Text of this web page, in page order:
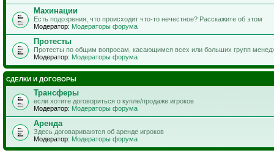
Махинации
Есть подозрения, что происходит что-то нечестное? Расскажите об этом
Модератор: Модераторы форума
Протесты
Протесты по общим вопросам, касающимся всех или больших групп
Модератор: Модераторы форума
СДЕЛКИ И ДОГОВОРЫ
Трансферы
если хотите договориться о купле/продаже игроков
Модератор: Модераторы форума
Аренда
Здесь договариваются об аренде игроков
Модератор: Модераторы форума